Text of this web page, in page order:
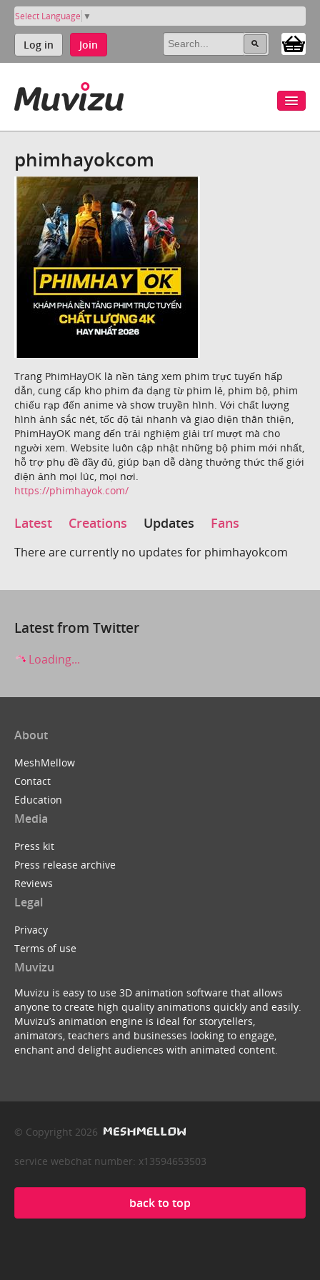
Select Language ▼
Log in Join
phimhayokcom
Trang PhimHayOK là nền tảng xem phim trực tuyến hấp
dẫn, cung cấp kho phim đa dạng từ phim lẻ, phim bộ, phim
chiếu rạp đến anime và show truyền hình. Với chất lượng
hình ảnh sắc nét, tốc độ tải nhanh và giao diện thân thiện,
PhimHayOK mang đến trải nghiệm giải trí mượt mà cho
người xem. Website luôn cập nhật những bộ phim mới nhất,
hỗ trợ phụ đề đầy đủ, giúp bạn dễ dàng thưởng thức thế giới
điện ảnh mọi lúc, mọi nơi.
https://phimhayok.com/
Latest Creations Updates Fans
There are currently no updates for phimhayokcom
Latest from Twitter
Loading...
About
MeshMellow
Contact
Education
Media
Press kit
Press release archive
Reviews
Legal
Privacy
Terms of use
Muvizu
Muvizu is easy to use 3D animation software that allows
anyone to create high quality animations quickly and easily.
Muvizu’s animation engine is ideal for storytellers,
animators, teachers and businesses looking to engage,
enchant and delight audiences with animated content.
© Copyright 2026
service webchat number: x13594653503
back to top